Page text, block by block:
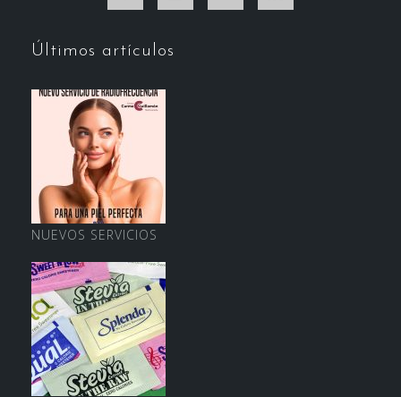
Últimos artículos
NUEVOS SERVICIOS